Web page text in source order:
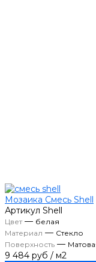
Мозаика Смесь Shell
Артикул Shell
Цвет— белая
Материал — Стекло
Поверхность —
9 484 руб / м2